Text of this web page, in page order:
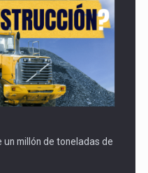
un millón de toneladas de